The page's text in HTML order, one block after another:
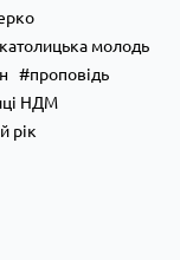
молодь
проповідь
НДМ
рік